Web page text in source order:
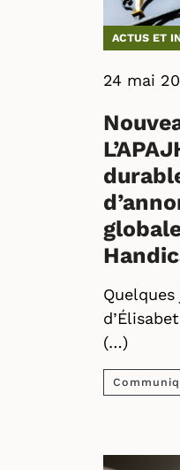
ACTUS ET
24 mai
(…)